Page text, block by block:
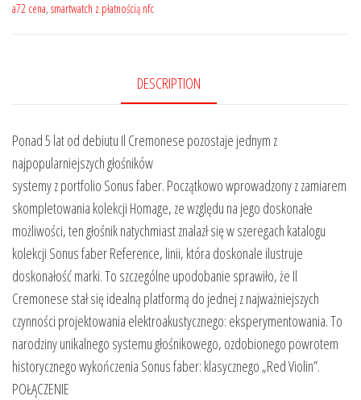
a72 cena, smartwatch z płatnością nfc
DESCRIPTION
Ponad 5 lat od debiutu Il Cremonese pozostaje jednym z
najpopularniejszych głośników
systemy z portfolio Sonus faber. Początkowo wprowadzony z zamiarem
skompletowania kolekcji Homage, ze względu na jego doskonałe
możliwości, ten głośnik natychmiast znalazł się w szeregach katalogu
kolekcji Sonus faber Reference, linii, która doskonale ilustruje
doskonałość marki. To szczególne upodobanie sprawiło, że Il
Cremonese stał się idealną platformą do jednej z najważniejszych
czynności projektowania elektroakustycznego: eksperymentowania. To
narodziny unikalnego systemu głośnikowego, ozdobionego powrotem
historycznego wykończenia Sonus faber: klasycznego „Red Violin”.
POŁĄCZENIE